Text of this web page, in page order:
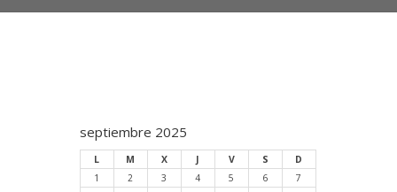
septiembre 2025
L M X J V S
D
1
2 3 4 5 6
7